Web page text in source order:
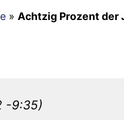
» Achtzig Prozent der
-9:35)